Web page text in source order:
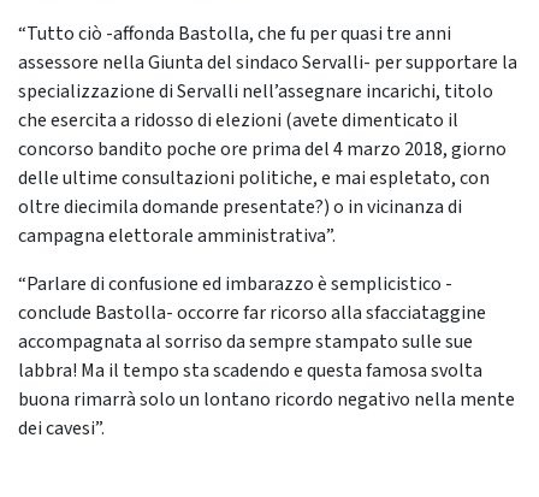
“Tutto ciò -affonda Bastolla, che fu per quasi tre anni
assessore nella Giunta del sindaco Servalli- per supportare la
specializzazione di Servalli nell’assegnare incarichi, titolo
che esercita a ridosso di elezioni (avete dimenticato il
concorso bandito poche ore prima del 4 marzo 2018, giorno
delle ultime consultazioni politiche, e mai espletato, con
oltre diecimila domande presentate?) o in vicinanza di
campagna elettorale amministrativa”.
“Parlare di confusione ed imbarazzo è semplicistico -
conclude Bastolla- occorre far ricorso alla sfacciataggine
accompagnata al sorriso da sempre stampato sulle sue
labbra! Ma il tempo sta scadendo e questa famosa svolta
buona rimarrà solo un lontano ricordo negativo nella mente
dei cavesi”.